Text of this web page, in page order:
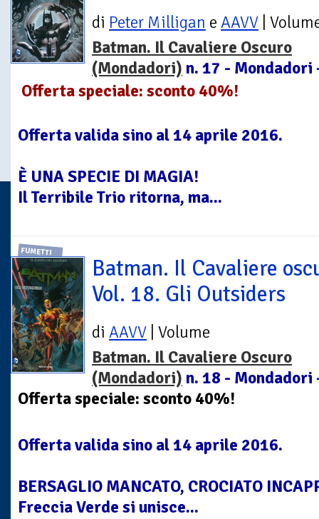
di Peter Milligan e AAVV |
Batman. Il Cavaliere Oscuro
(Mondadori) n. 17 -
Offerta speciale: sconto 40%!
Offerta valida sino al 14 aprile 2016.
È UNA SPECIE DI MAGIA!
Il Terribile Trio ritorna, ma...
FUMETTI
Batman. Il Cavaliere
Vol. 18. Gli Outsiders
di AAVV | Volume
Batman. Il Cavaliere Oscuro
(Mondadori) n. 18 -
Offerta speciale: sconto 40%!
Offerta valida sino al 14 aprile 2016.
BERSAGLIO MANCATO, CROCIATO
Freccia Verde si unisce...